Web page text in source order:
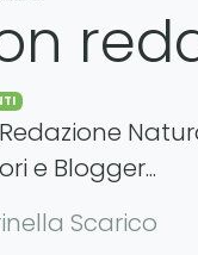
e Blogger...
Scarico